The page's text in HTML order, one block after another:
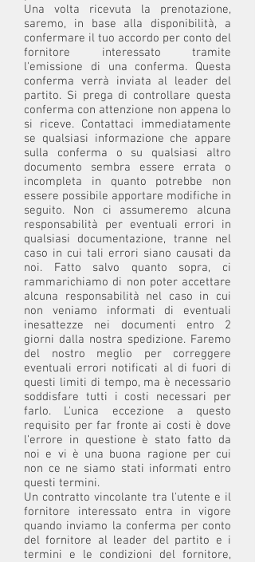
Una volta ricevuta la prenotazione,
saremo, in base alla disponibilità, a
confermare il tuo accordo per conto del
fornitore interessato tramite
l'emissione di una conferma. Questa
conferma verrà inviata al leader del
partito. Si prega di controllare questa
conferma con attenzione non appena lo
si riceve. Contattaci immediatamente
se qualsiasi informazione che appare
sulla conferma o su qualsiasi altro
documento sembra essere errata o
incompleta in quanto potrebbe non
essere possibile apportare modifiche in
seguito. Non ci assumeremo alcuna
responsabilità per eventuali errori in
qualsiasi documentazione, tranne nel
caso in cui tali errori siano causati da
noi. Fatto salvo quanto sopra, ci
rammarichiamo di non poter accettare
alcuna responsabilità nel caso in cui
non veniamo informati di eventuali
inesattezze nei documenti entro 2
giorni dalla nostra spedizione. Faremo
del nostro meglio per correggere
eventuali errori notificati al di fuori di
questi limiti di tempo, ma è necessario
soddisfare tutti i costi necessari per
farlo. L'unica eccezione a questo
requisito per far fronte ai costi è dove
l'errore in questione è stato fatto da
noi e vi è una buona ragione per cui
non ce ne siamo stati informati entro
questi termini.
Un contratto vincolante tra l'utente e il
fornitore interessato entra in vigore
quando inviamo la conferma per conto
del fornitore al leader del partito e i
termini e le condizioni del fornitore,